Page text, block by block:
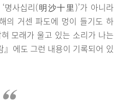
명사십리(明沙十里)’가 아니라
의 거센 파도에 멍이 들기도 하
모래가 울고 있는 소리가 나는
에도 그런 내용이 기록되어 있